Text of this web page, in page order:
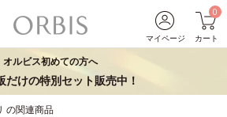
マイページ
0
カート
オルビス初めての方へ
だけの特別セット販売中！
の関連商品